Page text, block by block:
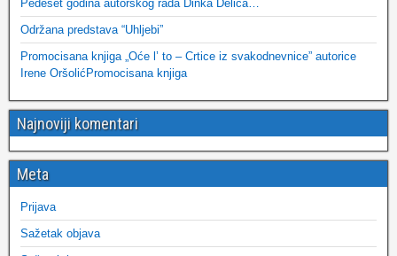
Pedeset godina autorskog rada Dinka Delića…
Održana predstava “Uhljebi”
Promocisana knjiga „Oće l’ to – Crtice iz svakodnevnice” autorice
Irene OršolićPromocisana knjiga
Najnoviji komentari
Meta
Prijava
Sažetak objava